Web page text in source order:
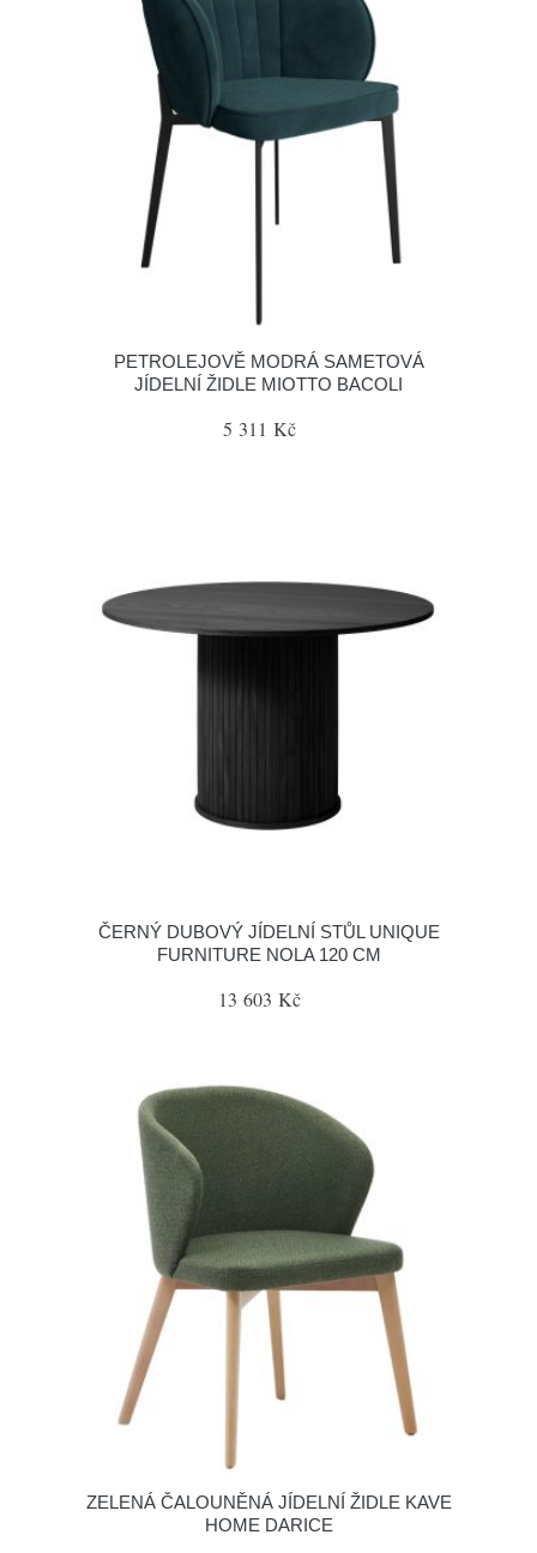
PETROLEJOVĚ MODRÁ SAMETOVÁ
JÍDELNÍ ŽIDLE MIOTTO BACOLI
5 311 Kč
ČERNÝ DUBOVÝ JÍDELNÍ STŮL UNIQUE
FURNITURE NOLA 120 CM
13 603 Kč
ZELENÁ ČALOUNĚNÁ JÍDELNÍ ŽIDLE KAVE
HOME DARICE